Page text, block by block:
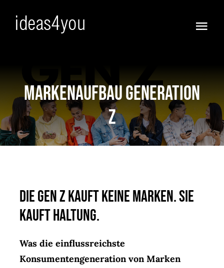
Vorfreude!
Ja :))
Anders
Full Service
Agent(o)ur
Kontakt
Markenaufbau Generation
Z
Die Gen Z kauft keine Marken. Sie
kauft Haltung.
Was die einflussreichste
Konsumentengeneration von Marken